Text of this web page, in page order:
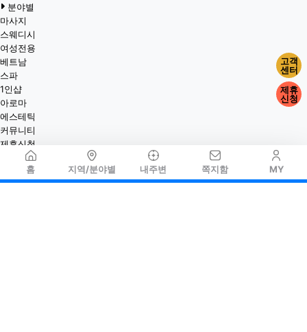
홈 지역/분야별 내주변 쪽지함 MY
분야별
마사지
스웨디시
여성전용
베트남
스파
1인샵
아로마
에스테틱
커뮤니티
제휴신청
고객
센터
제휴
신청